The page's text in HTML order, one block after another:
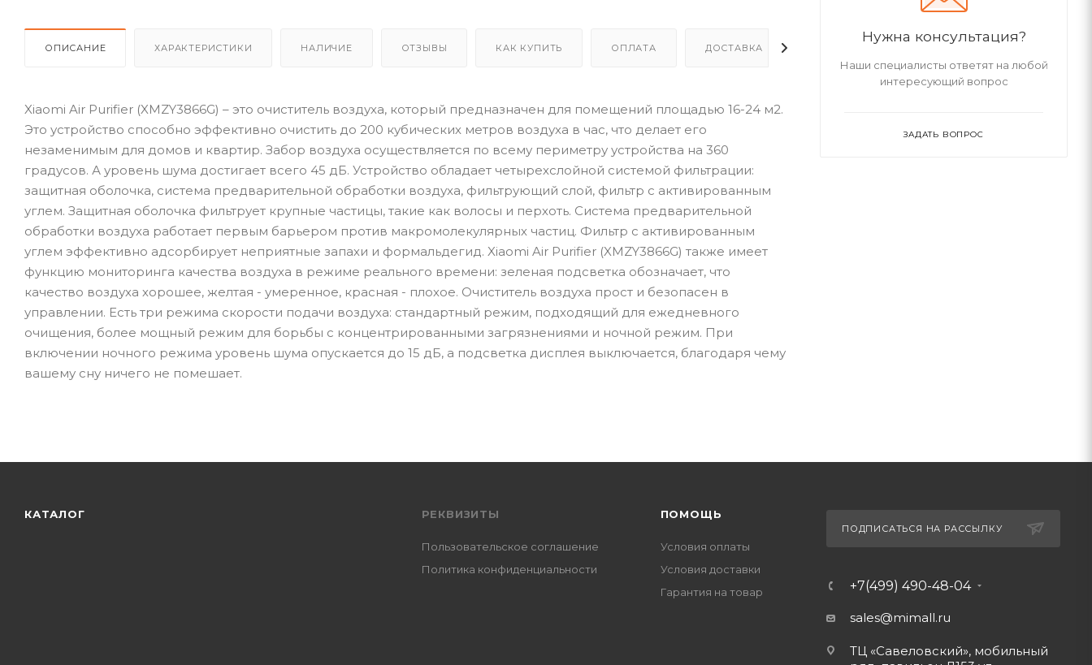
ОПИСАНИЕ ХАРАКТЕРИСТИКИ НАЛИЧИЕ ОТЗЫВЫ КАК КУПИТЬ ОПЛАТА ДОСТАВКА
Xiaomi Air Purifier (XMZY3866G) – это очиститель воздуха, который предназначен для помещений площадью 16-24 м2.
Это устройство способно эффективно очистить до 200 кубических метров воздуха в час, что делает его
незаменимым для домов и квартир. Забор воздуха осуществляется по всему периметру устройства на 360
градусов. А уровень шума достигает всего 45 дБ. Устройство обладает четырехслойной системой фильтрации:
защитная оболочка, система предварительной обработки воздуха, фильтрующий слой, фильтр с активированным
углем. Защитная оболочка фильтрует крупные частицы, такие как волосы и перхоть. Система предварительной
обработки воздуха работает первым барьером против макромолекулярных частиц. Фильтр с активированным
углем эффективно адсорбирует неприятные запахи и формальдегид. Xiaomi Air Purifier (XMZY3866G) также имеет
функцию мониторинга качества воздуха в режиме реального времени: зеленая подсветка обозначает, что
качество воздуха хорошее, желтая - умеренное, красная - плохое. Очиститель воздуха прост и безопасен в
управлении. Есть три режима скорости подачи воздуха: стандартный режим, подходящий для ежедневного
очищения, более мощный режим для борьбы с концентрированными загрязнениями и ночной режим. При
включении ночного режима уровень шума опускается до 15 дБ, а подсветка дисплея выключается, благодаря чему
вашему сну ничего не помешает.
Нужна консультация?
Наши специалисты ответят на любой
интересующий вопрос
ЗАДАТЬ ВОПРОС
КАТАЛОГ РЕКВИЗИТЫ
Пользовательское соглашение
Политика конфиденциальности
ПОМОЩЬ
Условия оплаты
Условия доставки
Гарантия на товар
ПОДПИСАТЬСЯ НА РАССЫЛКУ
+7(499) 490-48-04
sales@mimall.ru
ТЦ «Савеловский», мобильный